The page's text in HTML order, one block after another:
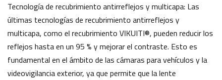
Tecnología de recubrimiento antirreflejos y multicapa: Las
últimas tecnologías de recubrimiento antirreflejos y
multicapa, como el recubrimiento VIKUITI®, pueden reducir los
reflejos hasta en un 95 % y mejorar el contraste. Esto es
fundamental en el ámbito de las cámaras para vehículos y la
videovigilancia exterior, ya que permite que la lente